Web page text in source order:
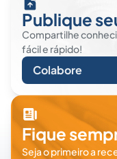
Publique
Compartilhe
fácil e rápido!
Colabore
Fique
Seja o primeiro a